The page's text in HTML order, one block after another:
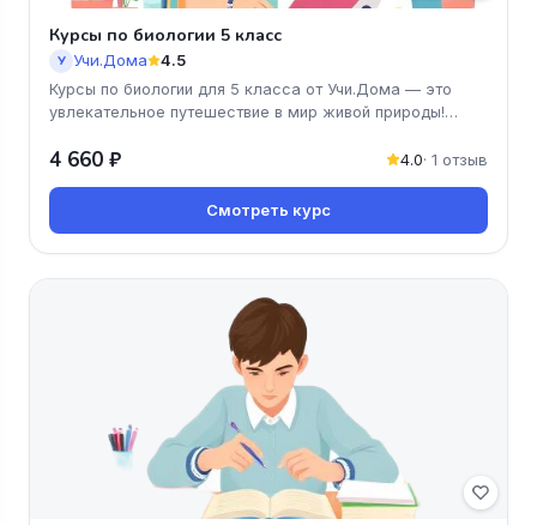
Курсы по биологии 5 класс
У Учи.Дома 4.5
Курсы по биологии для 5 класса от Учи.Дома — это
увлекательное путешествие в мир живой природы!
4 660 ₽ 4.0· 1 отзыв
Смотреть курс